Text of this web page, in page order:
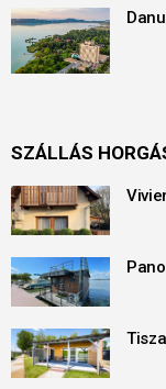
SZÁLLÁS